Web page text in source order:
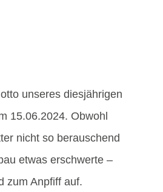
unseres diesjährigen
15.06.2024. Obwohl
nicht so berauschend
etwas erschwerte –
zum Anpfiff auf.